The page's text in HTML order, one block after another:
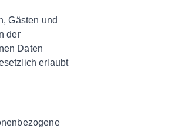
Gästen und
der
Daten
erlaubt